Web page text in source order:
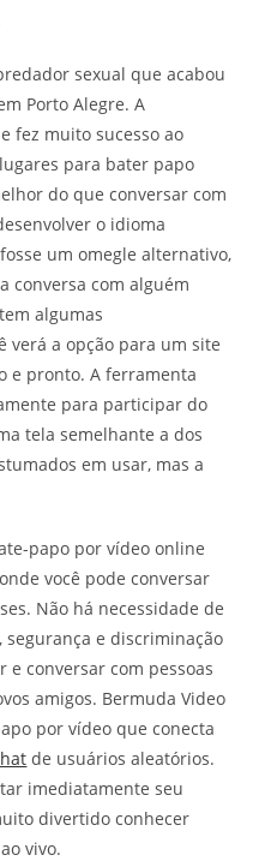
sexual que acabou
Porto Alegre. A
fez muito sucesso ao
para bater papo
do que conversar com
o idioma
um omegle alternativo,
conversa com alguém
algumas
verá a opção para um site
e pronto. A ferramenta
para participar do
tela semelhante a dos
em usar, mas a
papo por vídeo online
você pode conversar
Não há necessidade de
e discriminação
e conversar com pessoas
amigos. Bermuda Video
por vídeo que conecta
de usuários aleatórios.
imediatamente seu
divertido conhecer
vivo.